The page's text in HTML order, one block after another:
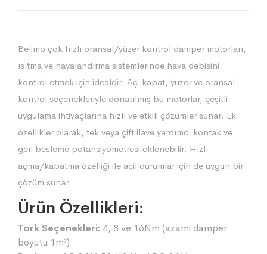
Belimo çok hızlı oransal/yüzer kontrol damper motorları,
ısıtma ve havalandırma sistemlerinde hava debisini
kontrol etmek için idealdir. Aç-kapat, yüzer ve oransal
kontrol seçenekleriyle donatılmış bu motorlar, çeşitli
uygulama ihtiyaçlarına hızlı ve etkili çözümler sunar. Ek
özellikler olarak, tek veya çift ilave yardımcı kontak ve
geri besleme potansiyometresi eklenebilir. Hızlı
açma/kapatma özelliği ile acil durumlar için de uygun bir
çözüm sunar.
Ürün Özellikleri:
Tork Seçenekleri: 4, 8 ve 16Nm (azami damper
boyutu 1m²)